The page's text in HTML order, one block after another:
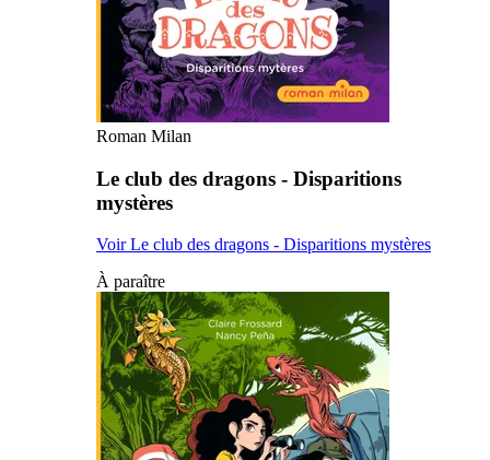
Roman Milan
Le club des dragons - Disparitions
mystères
Voir Le club des dragons - Disparitions mystères
À paraître